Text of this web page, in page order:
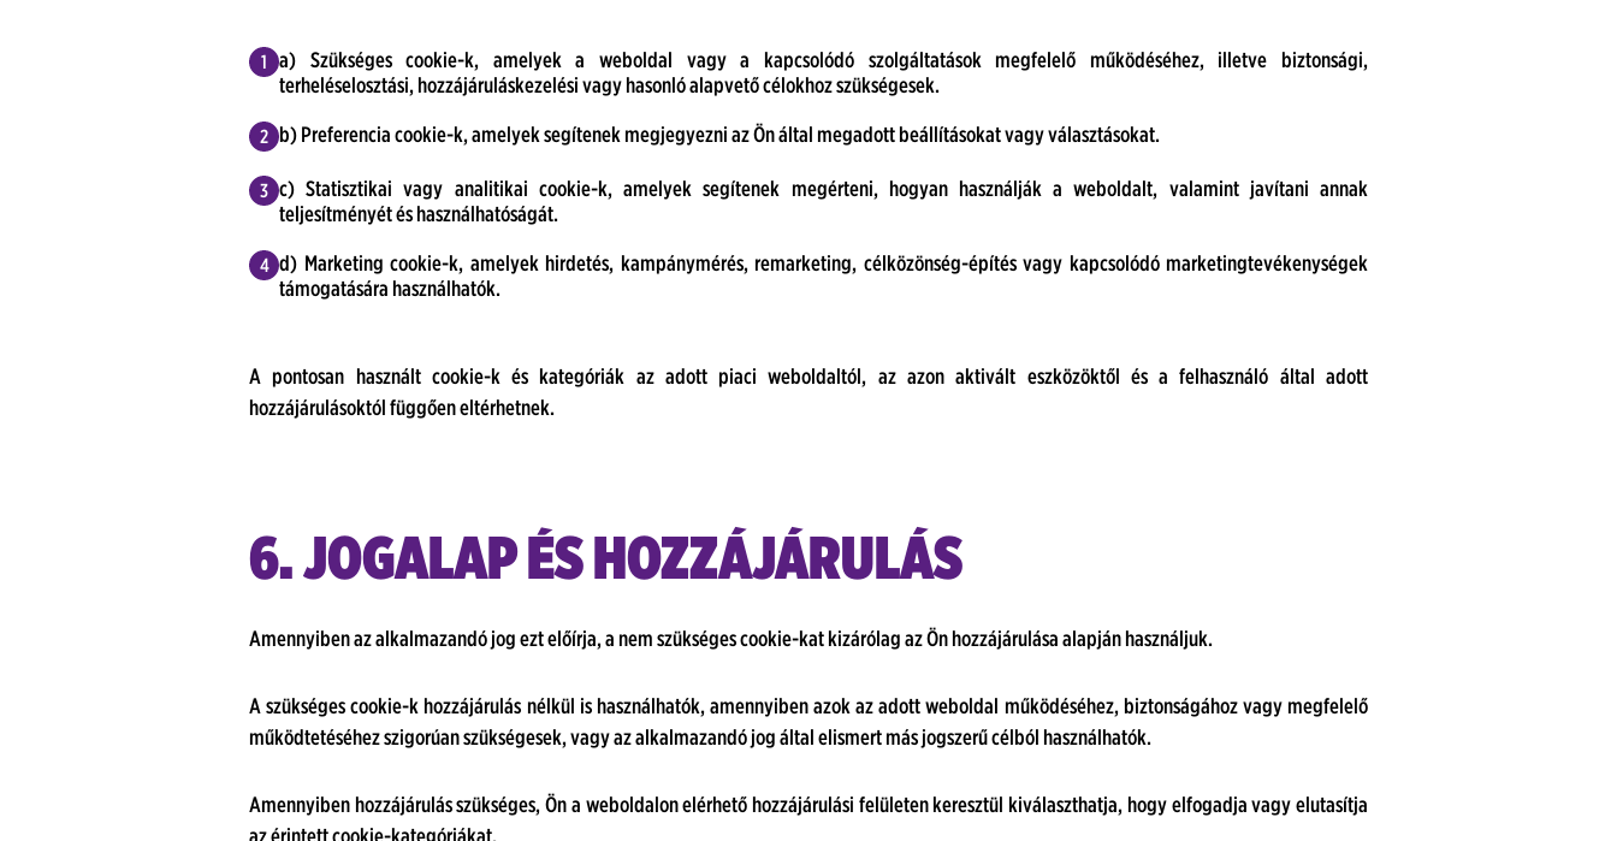
a) Szükséges cookie-k, amelyek a weboldal vagy a kapcsolódó szolgáltatások megfelelő működéséhez, illetve biztonsági,
terheléselosztási, hozzájáruláskezelési vagy hasonló alapvető célokhoz szükségesek.
b) Preferencia cookie-k, amelyek segítenek megjegyezni az Ön által megadott beállításokat vagy választásokat.
c) Statisztikai vagy analitikai cookie-k, amelyek segítenek megérteni, hogyan használják a weboldalt, valamint javítani annak
teljesítményét és használhatóságát.
d) Marketing cookie-k, amelyek hirdetés, kampánymérés, remarketing, célközönség-építés vagy kapcsolódó marketingtevékenységek
támogatására használhatók.
A pontosan használt cookie-k és kategóriák az adott piaci weboldaltól, az azon aktivált eszközöktől és a felhasználó által adott
hozzájárulásoktól függően eltérhetnek.
6. JOGALAP ÉS HOZZÁJÁRULÁS
Amennyiben az alkalmazandó jog ezt előírja, a nem szükséges cookie-kat kizárólag az Ön hozzájárulása alapján használjuk.
A szükséges cookie-k hozzájárulás nélkül is használhatók, amennyiben azok az adott weboldal működéséhez, biztonságához vagy megfelelő
működtetéséhez szigorúan szükségesek, vagy az alkalmazandó jog által elismert más jogszerű célból használhatók.
Amennyiben hozzájárulás szükséges, Ön a weboldalon elérhető hozzájárulási felületen keresztül kiválaszthatja, hogy elfogadja vagy elutasítja
az érintett cookie-kategóriákat.